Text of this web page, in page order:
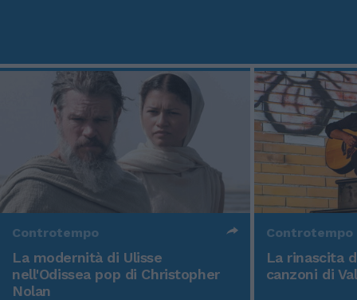
Controtempo
La modernità di Ulisse
nell'Odissea pop di Christopher
Nolan
Controtempo
La rinascita
canzoni di